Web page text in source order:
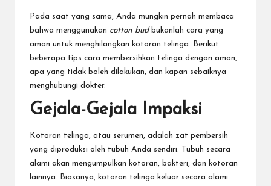
Pada saat yang sama, Anda mungkin pernah membaca
bahwa menggunakan cotton budbukanlah cara yang
aman untuk menghilangkan kotoran telinga. Berikut
beberapa tips cara membersihkan telinga dengan aman,
apa yang tidak boleh dilakukan, dan kapan sebaiknya
menghubungi dokter.
Gejala-Gejala Impaksi
Kotoran telinga, atau serumen, adalah zat pembersih
yang diproduksi oleh tubuh Anda sendiri. Tubuh secara
alami akan mengumpulkan kotoran, bakteri, dan kotoran
lainnya. Biasanya, kotoran telinga keluar secara alami